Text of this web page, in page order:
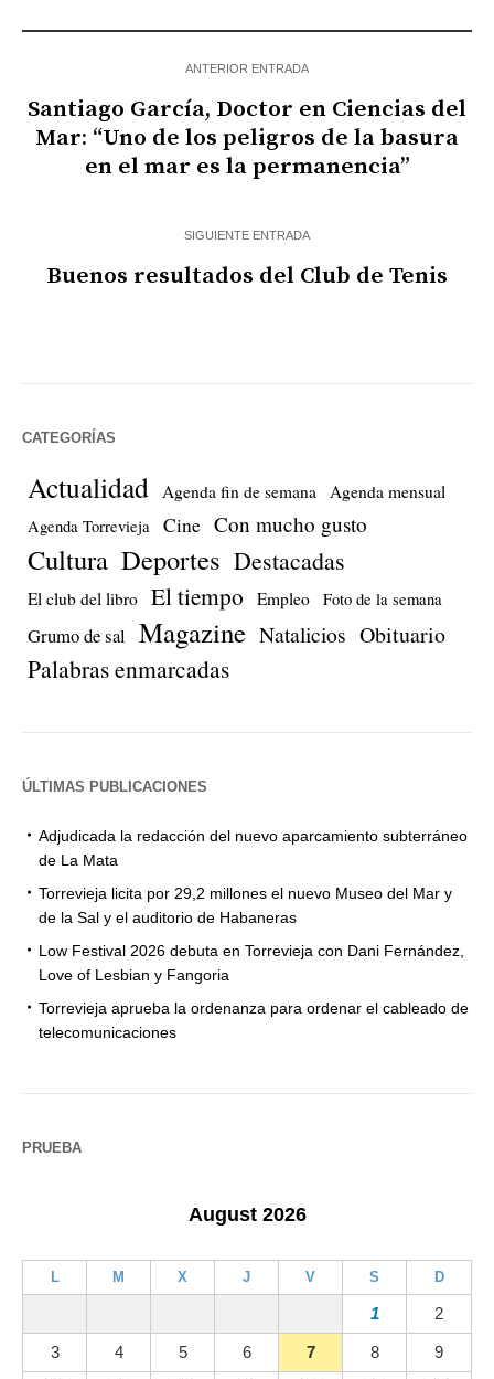
ANTERIOR ENTRADA
Santiago García, Doctor en Ciencias del
Mar: “Uno de los peligros de la basura
en el mar es la permanencia”
SIGUIENTE ENTRADA
Buenos resultados del Club de Tenis
CATEGORÍAS
Actualidad Agenda fin de semana Agenda mensual
Agenda Torrevieja Cine Con mucho gusto
Cultura Deportes Destacadas
El club del libro El tiempo Empleo Foto de la semana
Grumo de sal Magazine Natalicios Obituario
Palabras enmarcadas
ÚLTIMAS PUBLICACIONES
Adjudicada la redacción del nuevo aparcamiento subterráneo
de La Mata
Torrevieja licita por 29,2 millones el nuevo Museo del Mar y
de la Sal y el auditorio de Habaneras
Low Festival 2026 debuta en Torrevieja con Dani Fernández,
Love of Lesbian y Fangoria
Torrevieja aprueba la ordenanza para ordenar el cableado de
telecomunicaciones
PRUEBA
August 2026
L M X J V S D
1 2
3 4 5 6 7 8 9